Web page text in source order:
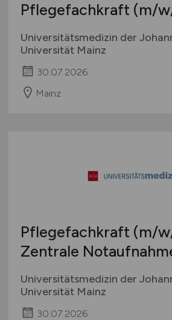
Pflegefachkraft (m/
Universitätsmedizin der
Universität Mainz
30.07.2026
Mainz
Pflegefachkraft (m/
Zentrale
Universitätsmedizin der
Universität Mainz
30.07.2026